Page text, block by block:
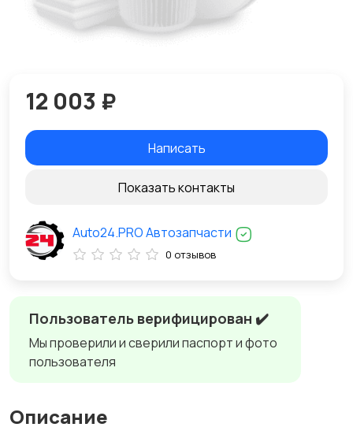
Пользователь верифицирован ✔️
Мы проверили и сверили паспорт и фото
пользователя
Описание
12 003 ₽
Написать
Показать контакты
Auto24.PRO Автозапчасти
0 отзывов